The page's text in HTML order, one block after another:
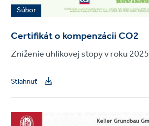
Súbor
Certifikát o kompenzácii CO2
Zníženie uhlíkovej stopy v roku 2025
Stiahnuť